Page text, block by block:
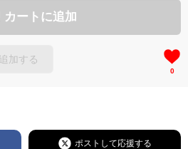
カートに追加
加する
0
ポストして応援する